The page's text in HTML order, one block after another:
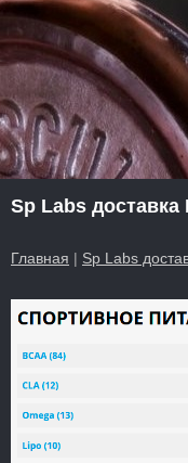
Sp Labs
Главная | Sp Labs